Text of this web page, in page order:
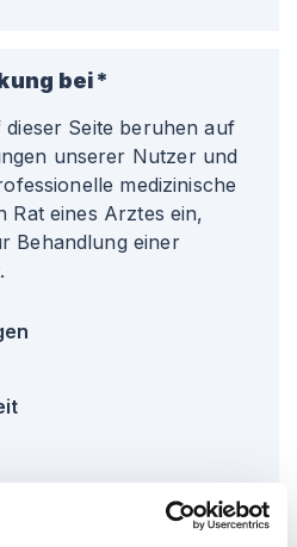
bei*
Seite beruhen auf
unserer Nutzer und
medizinische
Rat eines Arztes ein,
Behandlung einer